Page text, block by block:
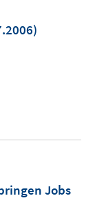
Jobs